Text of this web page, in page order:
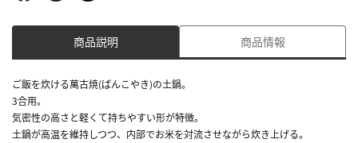
商品説明 商品情報
ご飯を炊ける萬古焼(ばんこやき)の土鍋。
3合用。
気密性の高さと軽くて持ちやすい形が特徴。
土鍋が高温を維持しつつ、内部でお米を対流させながら炊き上げる。